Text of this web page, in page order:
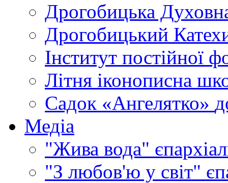
Дрогобицька
Дрогобицький
Інститут постійної
Літня іконописна
Садок «Ангелятко»
Медіа
"Жива вода"
"З любов'ю у світ"